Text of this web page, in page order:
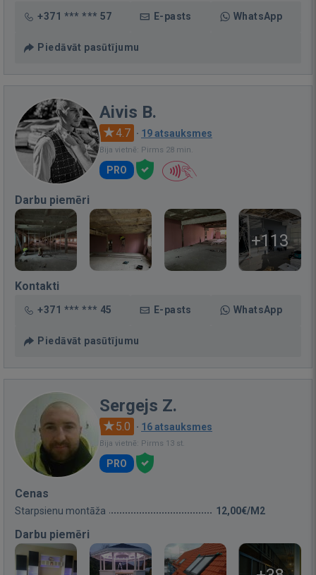
+371 *** *** 57 E-pasts WhatsApp
Piedāvāt pasūtījumu
Aivis B.
4.7 · 19 atsauksmes
Bija vietnē: Pirms 28 min.
PRO
Darbu piemēri
+113
Kontakti
+371 *** *** 45 E-pasts WhatsApp
Piedāvāt pasūtījumu
Sergejs Z.
5.0 · 16 atsauksmes
Bija vietnē: Pirms 13 st.
PRO
Cenas
Starpsienu montāža 12,00€/M2
Darbu piemēri